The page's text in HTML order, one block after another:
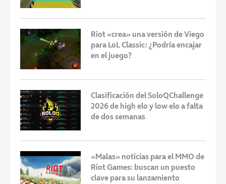
Riot «crea» una versión de Viego
para LoL Classic: ¿Podría encajar
en el juego?
Clasificación del SoloQChallenge
2026 de high elo y low elo a falta
de dos semanas
«Malas» noticias para el MMO de
Riot Games: buscan un puesto
clave para su lanzamiento